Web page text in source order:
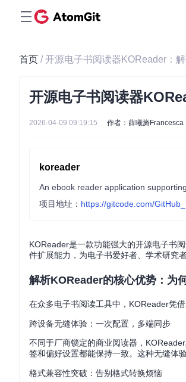
首页 / 开源电子书阅读器KOReader：
开源电子书阅读器
2026-04-09 09:19:15 作者：薛曦旖Francesca
koreader
项目地址： https://gitcode.com/
KOReader是一款功能强大的开源电子书
件扩展能力，为电子书爱好者、学术研究
解析KOReader的核心优势：为
在众多电子书阅读工具中，KOReader凭
跨设备无缝体验：一次配置，多端同步
不同于厂商锁定的商业阅读器，
签和偏好设置都能保持一致。这种无缝体
格式兼容性突破：告别格式转换烦恼